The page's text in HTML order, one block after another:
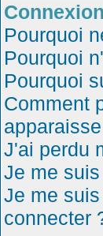
Pourquoi
Pourquoi
Pourquoi
Comment
J'ai perdu
Je me
Je me
connecter